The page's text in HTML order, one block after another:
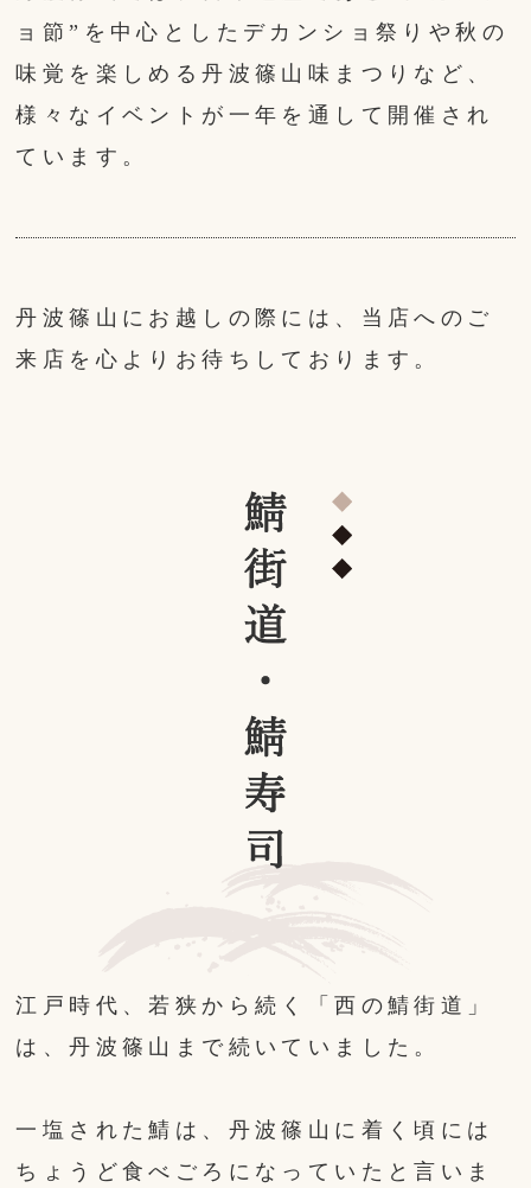
ョ節”を中心としたデカンショ祭りや秋の
味覚を楽しめる丹波篠山味まつりなど、
様々なイベントが一年を通して開催され
ています。
丹波篠山にお越しの際には、当店へのご
来店を心よりお待ちしております。
江戸時代、若狭から続く「西の鯖街道」
は、丹波篠山まで続いていました。
一塩された鯖は、丹波篠山に着く頃には
ちょうど食べごろになっていたと言いま